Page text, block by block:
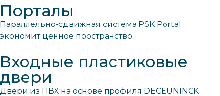
Порталы
Параллельно-сдвижная система PSK Portal
экономит ценное пространство.
Входные пластиковые
двери
Двери из ПВХ на основе профиля DECEUNINCK